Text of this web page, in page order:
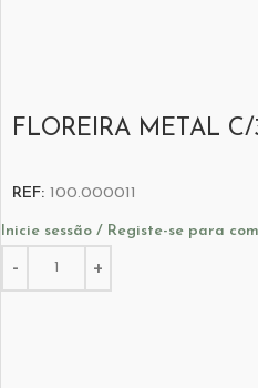
FLOREIRA METAL C/
REF: 100.000011
Inicie sessão / Registe-se para